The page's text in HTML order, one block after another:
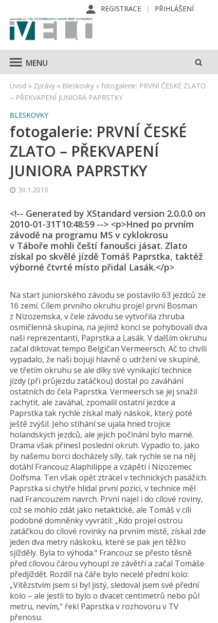
REGISTRACE PŘIHLÁŠENÍ
MENU
Úvod » Zprávy » Bleskovky » fotogalerie: PRVNÍ ČESKÉ ZLATO
– PŘEKVAPENÍ JUNIORA PAPRSTKY
BLESKOVKY
fotogalerie: PRVNÍ ČESKÉ
ZLATO – PŘEKVAPENÍ
JUNIORA PAPRSTKY
30.1.2010
<!-- Generated by XStandard version 2.0.0.0 on
2010-01-31T10:48:59 --> <p>Hned po prvním
závodě na programu MS v cyklokrosu
v Táboře mohli čeští fanoušci jásat. Zlato
získal po skvělé jízdě Tomáš Paprstka, taktéž
výborné čtvrté místo přidal Lasák.</p>
Na start juniorského závodu se postavilo 63 jezdců ze
16 zemí. Cílem prvního okruhu projel první Bosman
z Nizozemska, v čele závodu se vytvořila zhruba
osmičlenná skupina, na jejímž konci se pohybovali dva
naši reprezentanti, Paprstka a Lasák. V dalším okruhu
začal diktovat tempo Belgičan Vermeersch. Ač to chvíli
vypadalo, že naši bojují hlavně o udržení ve skupině,
ve třetím okruhu se ale díky své vynikající technice
jízdy (při průjezdu zatáčkou) dostal po zaváhání
ostatních do čela Paprstka. Vermeersch se jej snažil
zachytit, ale zaváhal, zpomalil ostatní jezdce a
Paprstka tak rychle získal malý náskok, který poté
ještě zvýšil. Jeho stíhání se ujala hned trojice
holandských jezdců, ale jejich počínání bylo marné.
Drama však přinesl poslední okruh. Vypadlo to, jako
by našemu borci docházely síly, tak rychle se na něj
dotáhl Francouz Alaphilippe a vzápětí i Nizozemec
Dolfsma. Ten však opět ztrácel v technických pasážích.
Paprstka si chytře hlídal první pozici, v technice měl
nad Francouzem navrch. První najel i do cílové roviny,
což se mohlo zdát jako netaktické, ale Tomáš v cíli
podobné domněnky vyvrátil: „Kdo projel ostrou
zatáčkou do cílové rovinky na prvním místě, získal zde
jeden dva metry náskoku, které se pak jen těžko
sjížděly. Byla to výhoda.“ Francouz se přesto těsně
před cílovou čárou vyhoupl ze závětří a začal Tomáše
předjíždět. Rozdíl na čáře bylo necelé přední kolo:
„Vítězstvím jsem si byl jistý, sledoval jsem své přední
kolo – ale jestli to bylo o dvacet centimetrů nebo půl
metru, nevím,“ řekl Paprstka v rozhovoru v TV
přenosu.